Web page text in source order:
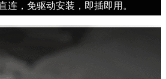
连，免驱动安装，即插即用。